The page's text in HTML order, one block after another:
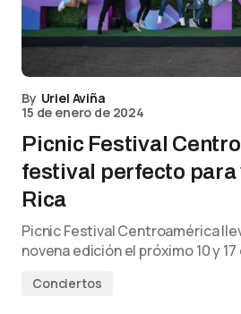
By Uriel Aviña
15 de enero de 2024
Picnic Festival
festival perfecto
Rica
Picnic Festival Centroamérica
novena edición el próximo 10 y
Conciertos